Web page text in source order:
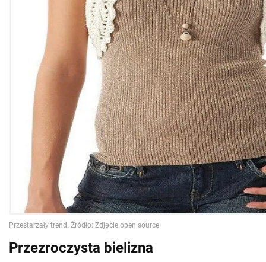
Przezroczysta bielizna